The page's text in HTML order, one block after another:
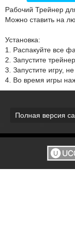
Рабочий Трейнер
Можно ставить на
Установка:
1. Распакуйте все
2. Запустите
3. Запустите игру,
4. Во время игры
Полная версия